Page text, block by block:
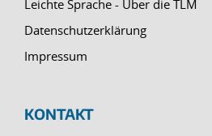
Leichte Sprache - Über die TLM
Datenschutzerklärung
Impressum
KONTAKT